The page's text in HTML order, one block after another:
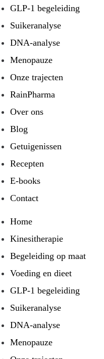
GLP-1 begeleiding
Suikeranalyse
DNA-analyse
Menopauze
Onze trajecten
RainPharma
Over ons
Blog
Getuigenissen
Recepten
E-books
Contact
Home
Kinesitherapie
Begeleiding op maat
Voeding en dieet
GLP-1 begeleiding
Suikeranalyse
DNA-analyse
Menopauze